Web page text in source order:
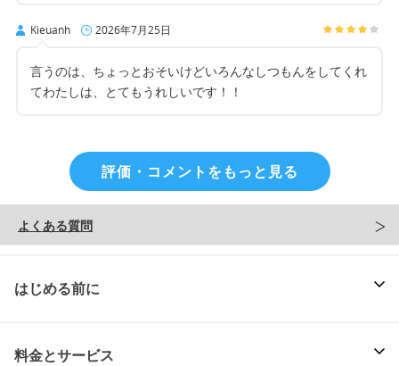
Kieuanh 2026年7月25日
言うのは、ちょっとおそいけどいろんなしつもんをしてくれ
てわたしは、とてもうれしいです！！
評価・コメントをもっと見る
よくある質問
はじめる前に
料金とサービス